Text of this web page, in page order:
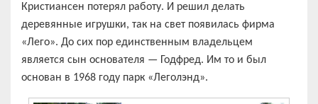
Кристиансен потерял работу. И решил делать
деревянные игрушки, так на свет появилась фирма
«Лего». До сих пор единственным владельцем
является сын основателя — Годфред. Им то и был
основан в 1968 году парк «Леголэнд».